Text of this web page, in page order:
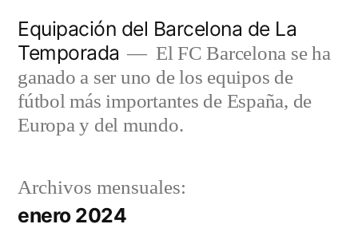
contenido
Equipación del Barcelona de La
Temporada
El FC Barcelona se ha
ganado a ser uno de los equipos de
fútbol más importantes de España, de
Europa y del mundo.
Archivos mensuales:
enero 2024